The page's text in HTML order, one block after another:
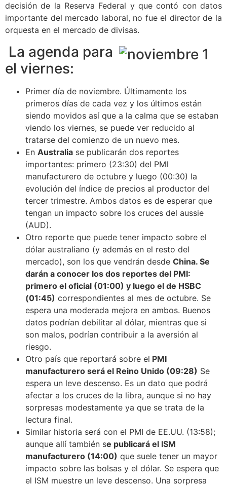
decisión de la Reserva Federal y que contó con datos
importante del mercado laboral, no fue el director de la
orquesta en el mercado de divisas.
La agenda para
el viernes:
Primer día de noviembre. Últimamente los
primeros días de cada vez y los últimos están
siendo movidos así que a la calma que se estaban
viendo los viernes, se puede ver reducido al
tratarse del comienzo de un nuevo mes.
En Australia se publicarán dos reportes
importantes: primero (23:30) del PMI
manufacturero de octubre y luego (00:30) la
evolución del índice de precios al productor del
tercer trimestre. Ambos datos es de esperar que
tengan un impacto sobre los cruces del aussie
(AUD).
Otro reporte que puede tener impacto sobre el
dólar australiano (y además en el resto del
mercado), son los que vendrán desde China. Se
darán a conocer los dos reportes del PMI:
primero el oficial (01:00) y luego el de HSBC
(01:45) correspondientes al mes de octubre. Se
espera una moderada mejora en ambos. Buenos
datos podrían debilitar al dólar, mientras que si
son malos, podrían contribuir a la aversión al
riesgo.
Otro país que reportará sobre el PMI
manufacturero será el Reino Unido (09:28) Se
espera un leve descenso. Es un dato que podrá
afectar a los cruces de la libra, aunque si no hay
sorpresas modestamente ya que se trata de la
lectura final.
Similar historia será con el PMI de EE.UU. (13:58);
aunque allí también se publicará el ISM
manufacturero (14:00) que suele tener un mayor
impacto sobre las bolsas y el dólar. Se espera que
el ISM muestre un leve descenso. Una sorpresa